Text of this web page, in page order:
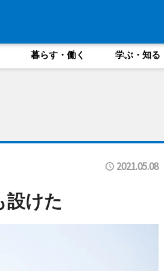
暮らす・働く 学ぶ・知る
2021.05.08
設けた